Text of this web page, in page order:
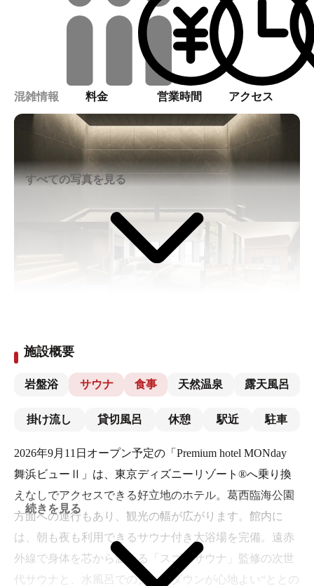
混雑情報 料金 営業時間 アクセス
すべての写真を見る
施設概要
岩盤浴 サウナ 食事 天然温泉 露天風呂
掛け流し 貸切風呂 休憩 駅近 駐車
2026年9月11日オープン予定の「Premium hotel MONday
舞浜ビューⅡ」は、東京ディズニーリゾート®へ乗り換
えなしでアクセスできる好立地のホテル。葛西臨海公園
方面への運行もあり、観光の幅が広がります。館内に
は、朝も夜も利用できるサウナ付き大浴場を完備。遠赤
外線で身体を芯から温める「スゴイサウナ」監修の次世
代サウナと、水風呂でのクールダウンが心地よい“ととの
続きを見る